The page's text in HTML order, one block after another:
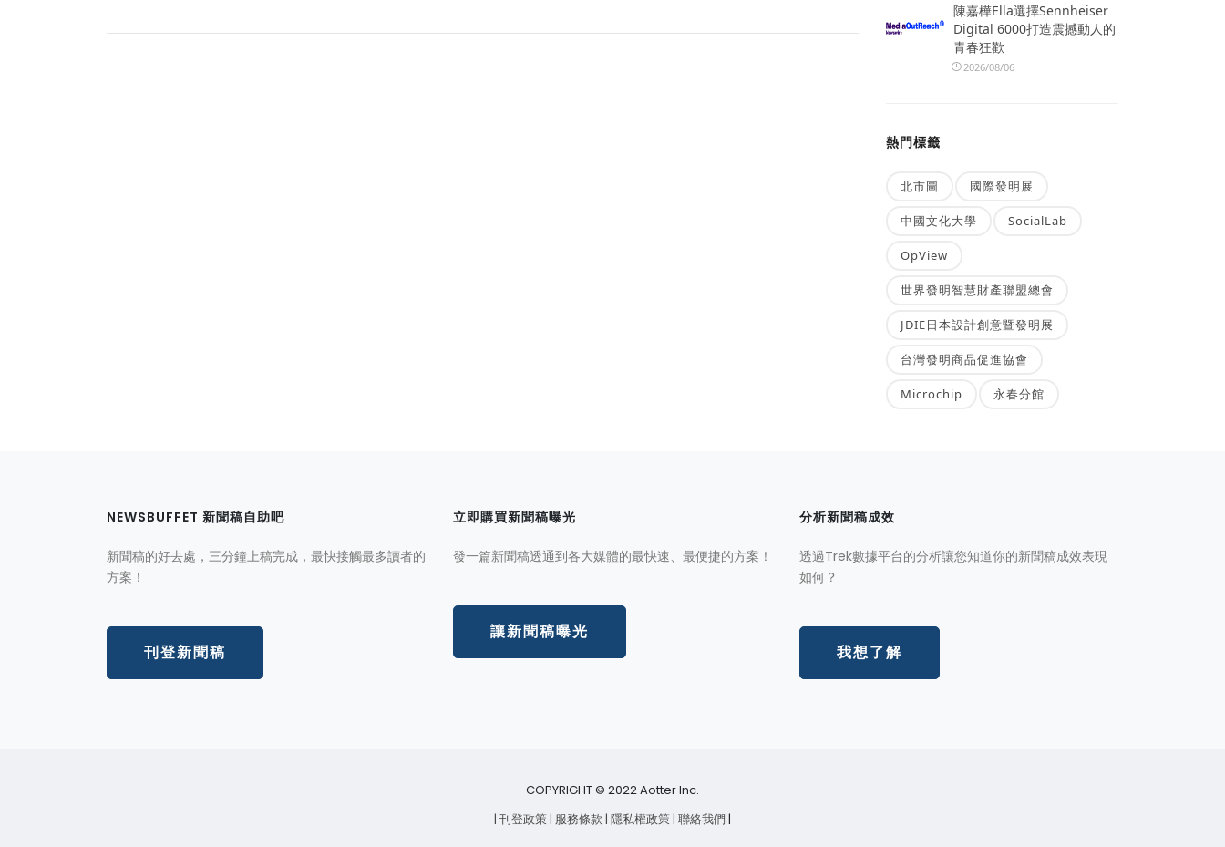
陳嘉樺Ella選擇Sennheiser
Digital 6000打造震撼動人的
青春狂歡
2026/08/06
熱門標籤
北市圖 國際發明展
中國文化大學 SocialLab
OpView
世界發明智慧財產聯盟總會
JDIE日本設計創意暨發明展
台灣發明商品促進協會
Microchip 永春分館
NEWSBUFFET 新聞稿自助吧
新聞稿的好去處，三分鐘上稿完成，最快接觸最多讀者的
方案！
刊登新聞稿
立即購買新聞稿曝光
發一篇新聞稿透通到各大媒體的最快速、最便捷的方案！
讓新聞稿曝光
分析新聞稿成效
透過Trek數據平台的分析讓您知道你的新聞稿成效表現
如何？
我想了解
COPYRIGHT © 2022 Aotter Inc.
| 刊登政策| 服務條款| 隱私權政策| 聯絡我們 |